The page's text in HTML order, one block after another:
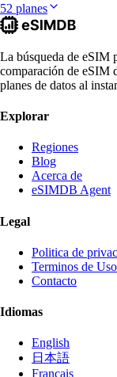
52 planes
La búsqueda de eSIM
comparación de eSIM
planes de datos al
Explorar
Regiones
Blog
Acerca de
eSIMDB Agent
Legal
Politica de
Terminos de Uso
Contacto
Idiomas
English
日本語
Français